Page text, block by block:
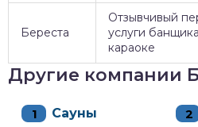
Береста
Отзывчивый
услуги
караоке
Другие компании
Сауны